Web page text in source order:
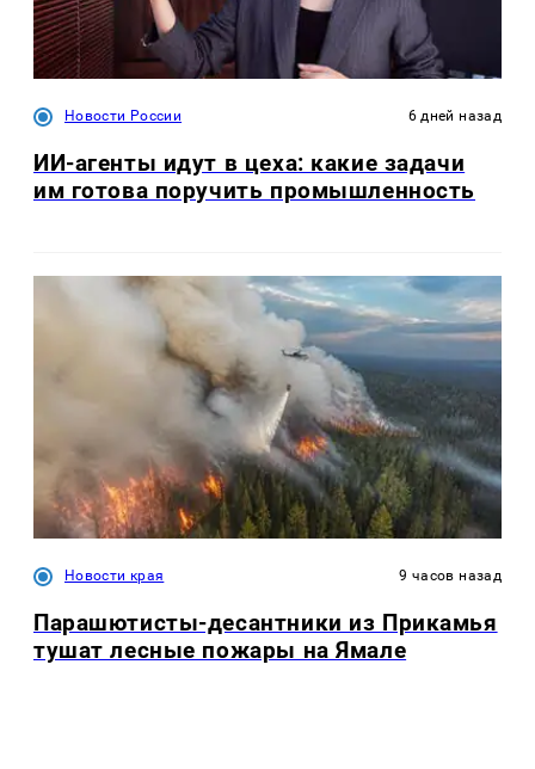
Новости России 6 дней назад
ИИ-агенты идут в цеха: какие задачи
им готова поручить промышленность
Новости края 9 часов назад
Парашютисты-десантники из Прикамья
тушат лесные пожары на Ямале